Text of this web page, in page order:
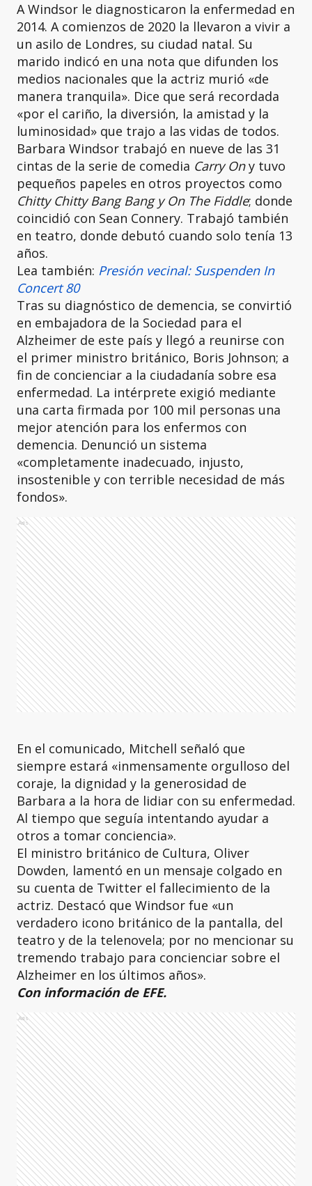
A Windsor le diagnosticaron la enfermedad en
2014. A comienzos de 2020 la llevaron a vivir a
un asilo de Londres, su ciudad natal. Su
marido indicó en una nota que difunden los
medios nacionales que la actriz murió «de
manera tranquila». Dice que será recordada
«por el cariño, la diversión, la amistad y la
luminosidad» que trajo a las vidas de todos.
Barbara Windsor trabajó en nueve de las 31
cintas de la serie de comedia Carry Ony tuvo
pequeños papeles en otros proyectos como
Chitty Chitty Bang Bang y On The Fiddle; donde
coincidió con Sean Connery. Trabajó también
en teatro, donde debutó cuando solo tenía 13
años.
Lea también: Presión vecinal: Suspenden In
Concert 80
Tras su diagnóstico de demencia, se convirtió
en embajadora de la Sociedad para el
Alzheimer de este país y llegó a reunirse con
el primer ministro británico, Boris Johnson; a
fin de concienciar a la ciudadanía sobre esa
enfermedad. La intérprete exigió mediante
una carta firmada por 100 mil personas una
mejor atención para los enfermos con
demencia. Denunció un sistema
«completamente inadecuado, injusto,
insostenible y con terrible necesidad de más
fondos».
Ads
En el comunicado, Mitchell señaló que
siempre estará «inmensamente orgulloso del
coraje, la dignidad y la generosidad de
Barbara a la hora de lidiar con su enfermedad.
Al tiempo que seguía intentando ayudar a
otros a tomar conciencia».
El ministro británico de Cultura, Oliver
Dowden, lamentó en un mensaje colgado en
su cuenta de Twitter el fallecimiento de la
actriz. Destacó que Windsor fue «un
verdadero icono británico de la pantalla, del
teatro y de la telenovela; por no mencionar su
tremendo trabajo para concienciar sobre el
Alzheimer en los últimos años».
Con información de EFE.
Ads